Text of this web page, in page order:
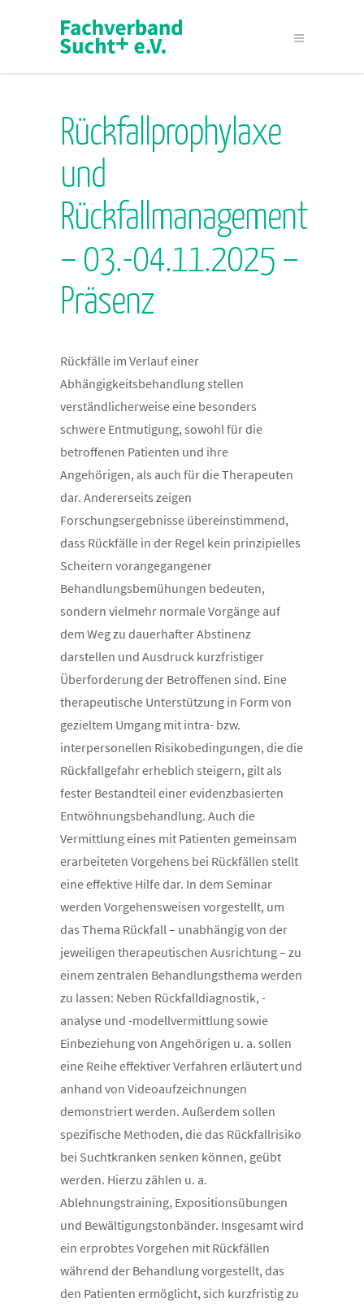
Rückfallprophylaxe
und
Rückfallmanagement
– 03.-04.11.2025 –
Präsenz
Rückfälle im Verlauf einer
Abhängigkeitsbehandlung stellen
verständlicherweise eine besonders
schwere Entmutigung, sowohl für die
betroffenen Patienten und ihre
Angehörigen, als auch für die Therapeuten
dar. Andererseits zeigen
Forschungsergebnisse übereinstimmend,
dass Rückfälle in der Regel kein prinzipielles
Scheitern vorangegangener
Behandlungsbemühungen bedeuten,
sondern vielmehr normale Vorgänge auf
dem Weg zu dauerhafter Abstinenz
darstellen und Ausdruck kurzfristiger
Überforderung der Betroffenen sind. Eine
therapeutische Unterstützung in Form von
gezieltem Umgang mit intra- bzw.
interpersonellen Risikobedingungen, die die
Rückfallgefahr erheblich steigern, gilt als
fester Bestandteil einer evidenzbasierten
Entwöhnungsbehandlung. Auch die
Vermittlung eines mit Patienten gemeinsam
erarbeiteten Vorgehens bei Rückfällen stellt
eine effektive Hilfe dar. In dem Seminar
werden Vorgehensweisen vorgestellt, um
das Thema Rückfall – unabhängig von der
jeweiligen therapeutischen Ausrichtung – zu
einem zentralen Behandlungsthema werden
zu lassen: Neben Rückfalldiagnostik, -
analyse und -modellvermittlung sowie
Einbeziehung von Angehörigen u. a. sollen
eine Reihe effektiver Verfahren erläutert und
anhand von Videoaufzeichnungen
demonstriert werden. Außerdem sollen
spezifische Methoden, die das Rückfallrisiko
bei Suchtkranken senken können, geübt
werden. Hierzu zählen u. a.
Ablehnungstraining, Expositionsübungen
und Bewältigungstonbänder. Insgesamt wird
ein erprobtes Vorgehen mit Rückfällen
während der Behandlung vorgestellt, das
den Patienten ermöglicht, sich kurzfristig zu